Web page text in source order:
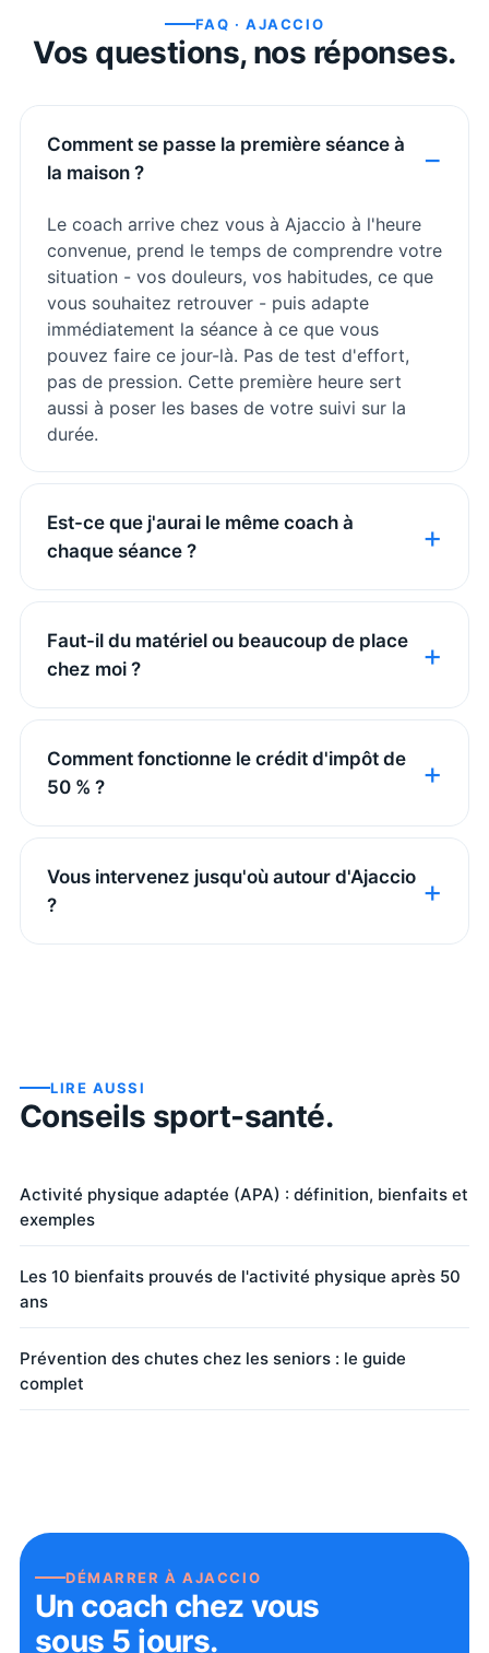
FAQ ·AJACCIO
Vos questions, nos réponses.
Comment se passe la première séance à
la maison ?
Le coach arrive chez vous à Ajaccio à l'heure
convenue, prend le temps de comprendre votre
situation - vos douleurs, vos habitudes, ce que
vous souhaitez retrouver - puis adapte
immédiatement la séance à ce que vous
pouvez faire ce jour-là. Pas de test d'effort,
pas de pression. Cette première heure sert
aussi à poser les bases de votre suivi sur la
durée.
Est-ce que j'aurai le même coach à
chaque séance ?
Faut-il du matériel ou beaucoup de place
chez moi ?
Comment fonctionne le crédit d'impôt de
50 % ?
Vous intervenez jusqu'où autour d'Ajaccio
?
LIRE AUSSI
Conseils sport-santé.
Activité physique adaptée (APA) : définition, bienfaits et
exemples
Les 10 bienfaits prouvés de l'activité physique après 50
ans
Prévention des chutes chez les seniors : le guide
complet
DÉMARRER ÀAJACCIO
Un coach chez vous
sous 5 jours.